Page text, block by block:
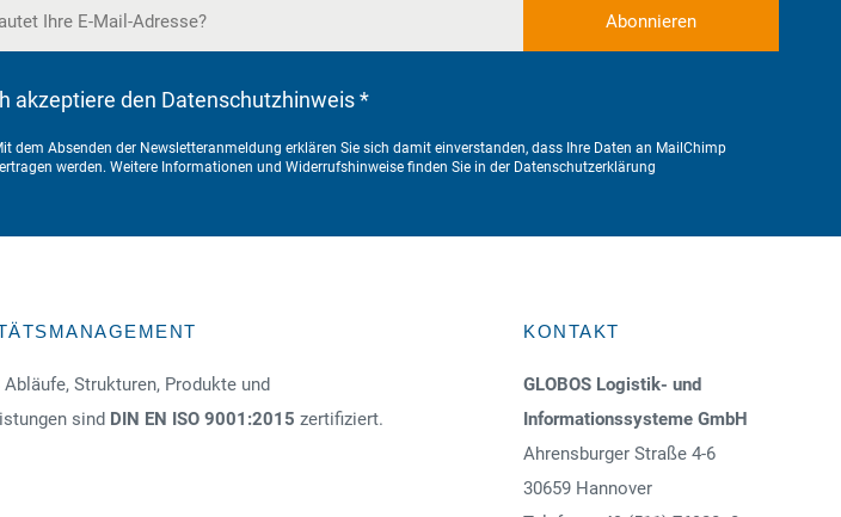
akzeptiere den Datenschutzhinweis *
dem Absenden der Newsletteranmeldung erklären Sie sich damit einverstanden, dass Ihre Daten an MailChimp
werden. Weitere Informationen und Widerrufshinweise finden Sie in der Datenschutzerklärung
Abläufe, Strukturen, Produkte und
sind DIN EN ISO 9001:2015 zertifiziert.
KONTAKT
GLOBOS Logistik- und
Informationssysteme GmbH
Ahrensburger Straße 4-6
30659 Hannover